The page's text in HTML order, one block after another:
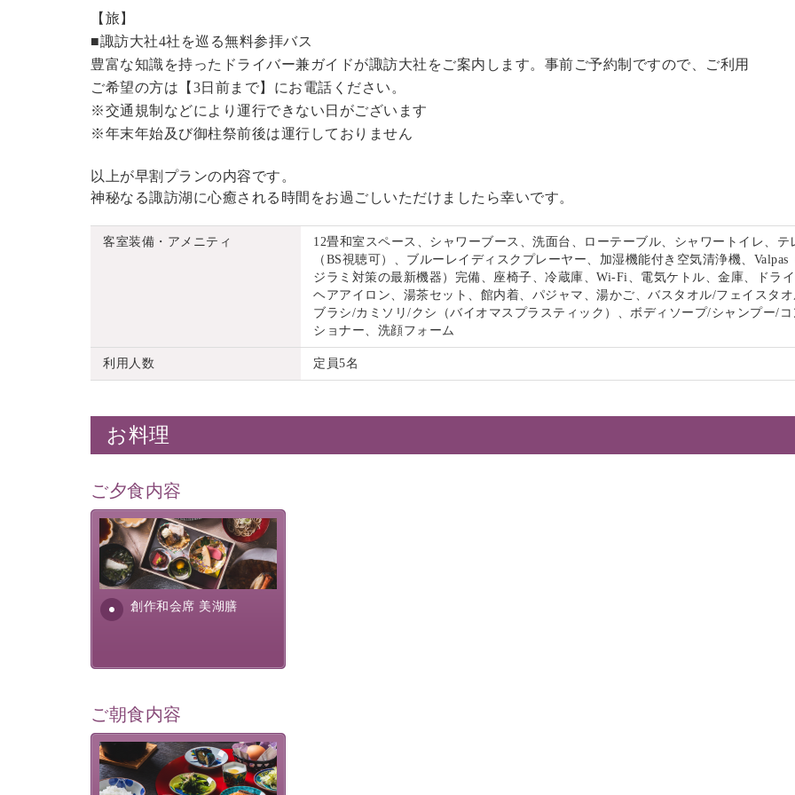
【旅】
■諏訪大社4社を巡る無料参拝バス
豊富な知識を持ったドライバー兼ガイドが諏訪大社をご案内します。事前ご予約制ですので、ご利用
ご希望の方は【3日前まで】にお電話ください。
※交通規制などにより運行できない日がございます
※年末年始及び御柱祭前後は運行しておりません
以上が早割プランの内容です。
神秘なる諏訪湖に心癒される時間をお過ごしいただけましたら幸いです。
客室装備・アメニティ
12畳和室スペース、シャワーブース、洗面台、ローテーブル、シャワートイレ、テ
（BS視聴可）、ブルーレイディスクプレーヤー、加湿機能付き空気清浄機、Valpas
ジラミ対策の最新機器）完備、座椅子、冷蔵庫、Wi-Fi、電気ケトル、金庫、ドライ
ヘアアイロン、湯茶セット、館内着、パジャマ、湯かご、バスタオル/フェイスタ
ブラシ/カミソリ/クシ（バイオマスプラスティック）、ボディソープ/シャンプー/コ
ショナー、洗顔フォーム
利用人数 定員5名
お料理
ご夕食内容
創作和会席 美湖膳
美湖膳とは諏訪の地で特別を
提供する為に料理長・神原 裕
明が考え出した創作和会席で
す。美しい諏訪湖の幸...
ご朝食内容
さっぱりとした和食膳に使わ
れる食材は、諏訪の名産品を